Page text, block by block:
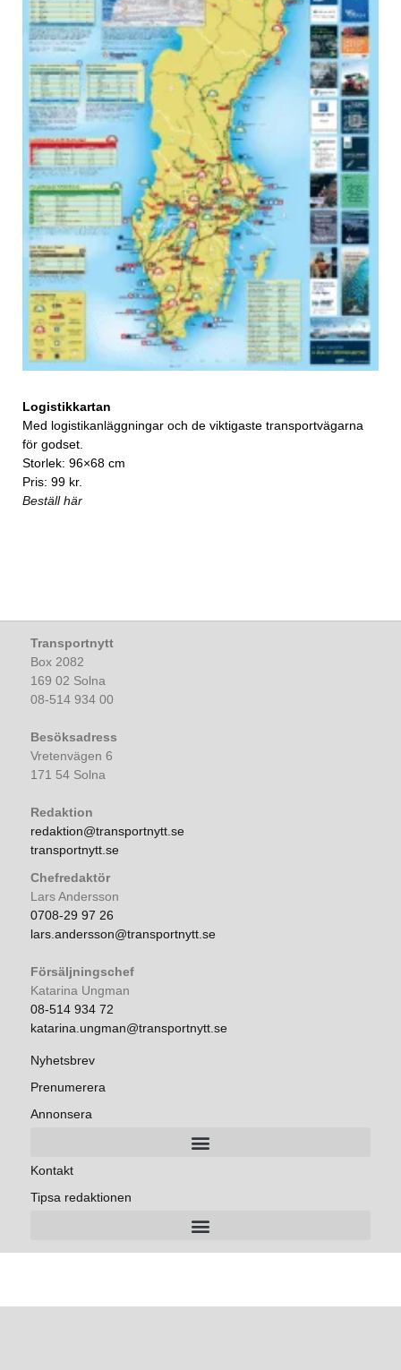
Logistikkartan
Med logistikanläggningar och de viktigaste transportvägarna
för godset.
Storlek: 96×68 cm
Pris: 99 kr.
Beställ här
Transportnytt
Box 2082
169 02 Solna
08-514 934 00
Besöksadress
Vretenvägen 6
171 54 Solna
Redaktion
redaktion@transportnytt.se
transportnytt.se
Chefredaktör
Lars Andersson
0708-29 97 26
lars.andersson@transportnytt.se
Försäljningschef
Katarina Ungman
08-514 934 72
katarina.ungman@transportnytt.se
Nyhetsbrev
Prenumerera
Annonsera
Kontakt
Tipsa redaktionen